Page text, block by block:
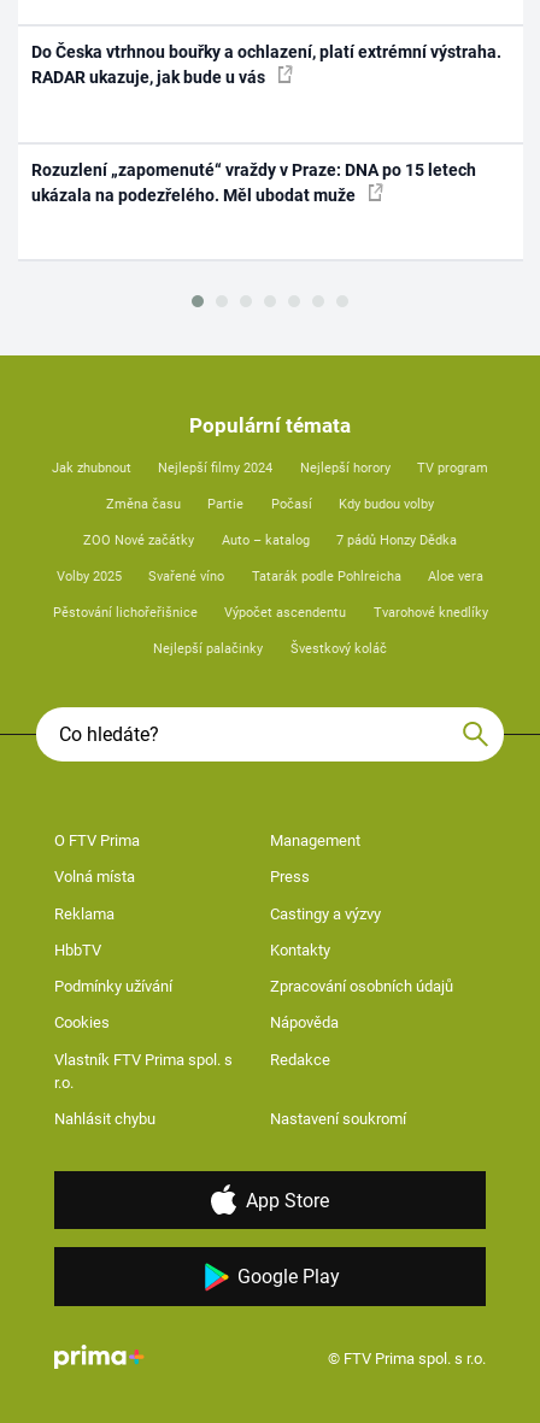
Do Česka vtrhnou bouřky a ochlazení, platí extrémní výstraha.
RADAR ukazuje, jak bude u vás
Rozuzlení „zapomenuté“ vraždy v Praze: DNA po 15 letech
ukázala na podezřelého. Měl ubodat muže
Populární témata
Jak zhubnout Nejlepší filmy 2024 Nejlepší horory TV program
Změna času Partie Počasí Kdy budou volby
ZOO Nové začátky Auto – katalog 7 pádů Honzy Dědka
Volby 2025 Svařené víno Tatarák podle Pohlreicha Aloe vera
Pěstování lichořeřišnice Výpočet ascendentu Tvarohové knedlíky
Nejlepší palačinky Švestkový koláč
O FTV Prima Management
Volná místa Press
Reklama Castingy a výzvy
HbbTV Kontakty
Podmínky užívání Zpracování osobních údajů
Cookies Nápověda
Vlastník FTV Prima spol. s
r.o.
Redakce
Nahlásit chybu Nastavení soukromí
App Store
Google Play
© FTV Prima spol. s r.o.